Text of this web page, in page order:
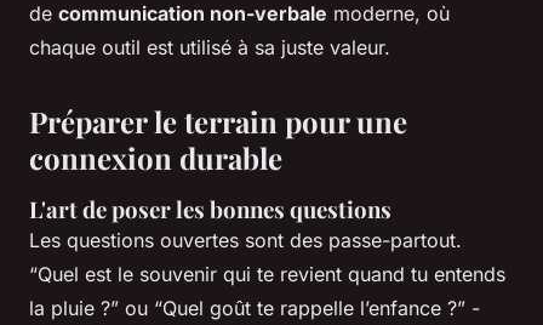
de communication non-verbale moderne, où
chaque outil est utilisé à sa juste valeur.
Préparer le terrain pour une
connexion durable
L'art de poser les bonnes questions
Les questions ouvertes sont des passe-partout.
“Quel est le souvenir qui te revient quand tu entends
la pluie ?” ou “Quel goût te rappelle l’enfance ?” -